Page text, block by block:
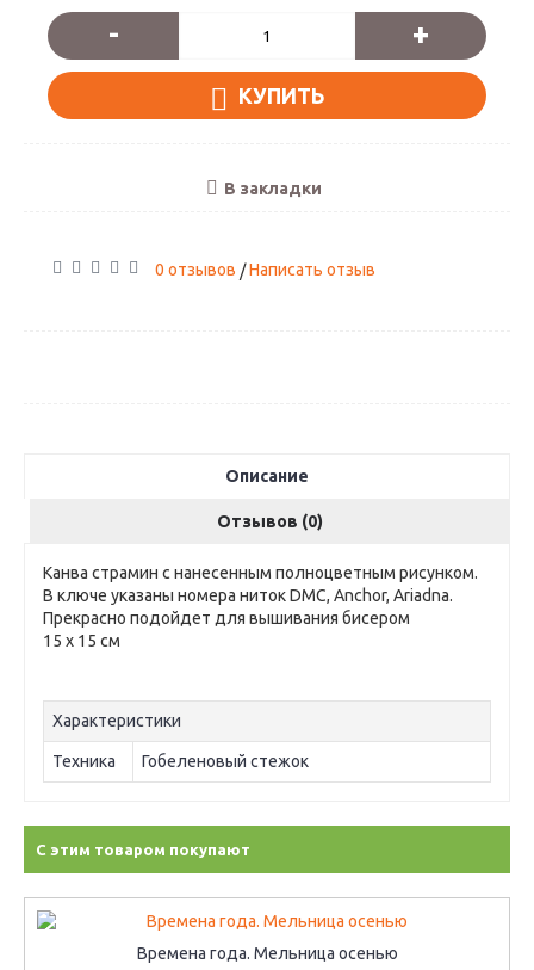
- +
КУПИТЬ
В закладки
0 отзывов /Написать отзыв
Описание
Отзывов (0)
Канва страмин с нанесенным полноцветным рисунком.
В ключе указаны номера ниток DMC, Anchor, Ariadna.
Прекрасно подойдет для вышивания бисером
15 х 15 см
Характеристики
Техника Гобеленовый стежок
С этим товаром покупают
Времена года. Мельница осенью